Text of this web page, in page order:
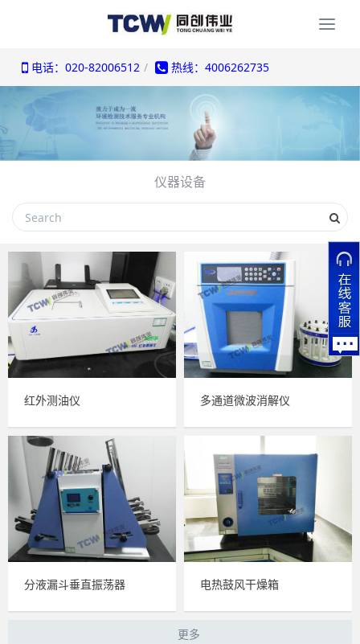
电话：020-82006512 热线：4006262735
仪器设备
红外测油仪 多通道微波消解仪
分液漏斗垂直振荡器 电热鼓风干燥箱
更多